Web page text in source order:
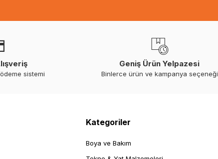
sistemi
Geniş Ürün Yelpazesi
Binlerce ürün ve kampanya seçeneği
Kategoriler
Boya ve Bakım